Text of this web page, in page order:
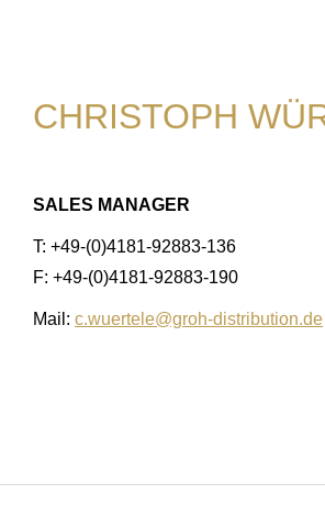
CHRISTOPH
SALES MANAGER
T: +49-(0)4181-92883-136
F: +49-(0)4181-92883-190
Mail: c.wuertele@groh-distribution.de